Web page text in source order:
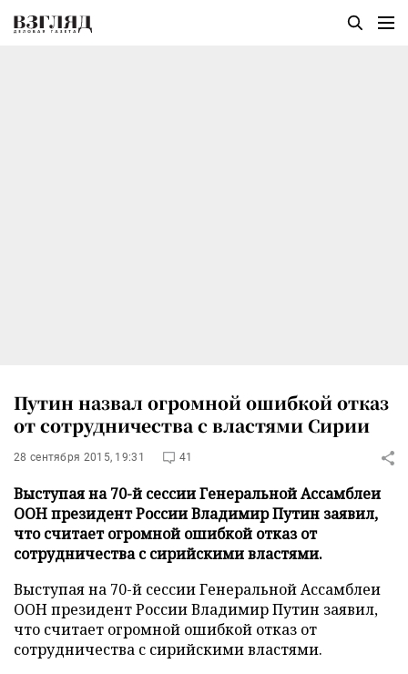
Путин назвал огромной ошибкой отказ
от сотрудничества с властями Сирии
28 сентября 2015, 19:31 41
Выступая на 70-й сессии Генеральной Ассамблеи
ООН президент России Владимир Путин заявил,
что считает огромной ошибкой отказ от
сотрудничества с сирийскими властями.
Выступая на 70-й сессии Генеральной Ассамблеи
ООН президент России Владимир Путин заявил,
что считает огромной ошибкой отказ от
сотрудничества с сирийскими властями.